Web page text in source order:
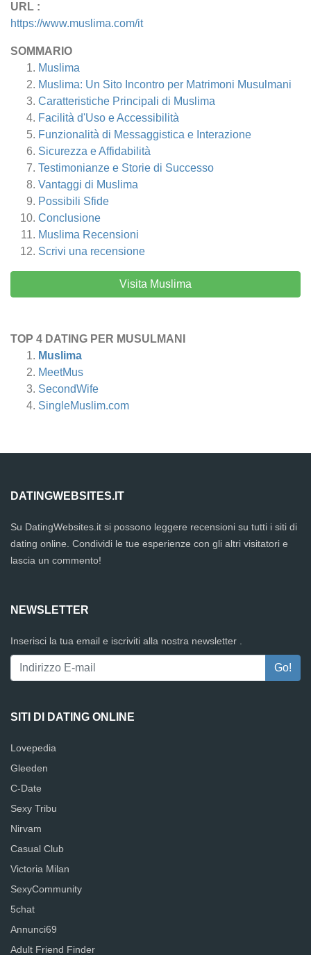
URL :
https://www.muslima.com/it
SOMMARIO
Muslima
Muslima: Un Sito Incontro per Matrimoni Musulmani
Caratteristiche Principali di Muslima
Facilità d'Uso e Accessibilità
Funzionalità di Messaggistica e Interazione
Sicurezza e Affidabilità
Testimonianze e Storie di Successo
Vantaggi di Muslima
Possibili Sfide
Conclusione
Muslima Recensioni
Scrivi una recensione
Visita Muslima
TOP 4 DATING PER MUSULMANI
Muslima
MeetMus
SecondWife
SingleMuslim.com
DATINGWEBSITES.IT
Su DatingWebsites.it si possono leggere recensioni su tutti i siti di
dating online. Condividi le tue esperienze con gli altri visitatori e
lascia un commento!
NEWSLETTER
Inserisci la tua email e iscriviti alla nostra newsletter .
SITI DI DATING ONLINE
Lovepedia
Gleeden
C-Date
Sexy Tribu
Nirvam
Casual Club
Victoria Milan
SexyCommunity
5chat
Annunci69
Adult Friend Finder